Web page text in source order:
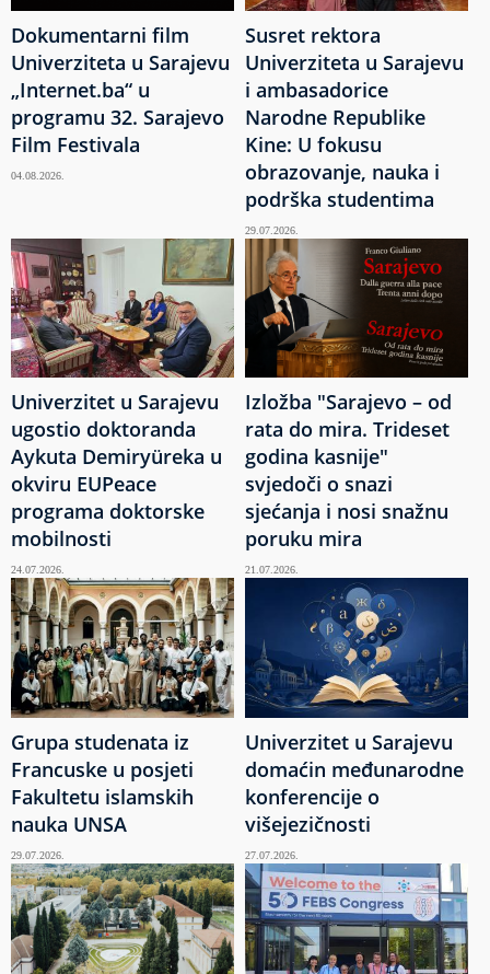
Dokumentarni film
Univerziteta u Sarajevu
„Internet.ba“ u
programu 32. Sarajevo
Film Festivala
04.08.2026.
Susret rektora
Univerziteta u Sarajevu
i ambasadorice
Narodne Republike
Kine: U fokusu
obrazovanje, nauka i
podrška studentima
29.07.2026.
Univerzitet u Sarajevu
ugostio doktoranda
Aykuta Demiryüreka u
okviru EUPeace
programa doktorske
mobilnosti
24.07.2026.
Izložba "Sarajevo – od
rata do mira. Trideset
godina kasnije"
svjedoči o snazi
sjećanja i nosi snažnu
poruku mira
21.07.2026.
Grupa studenata iz
Francuske u posjeti
Fakultetu islamskih
nauka UNSA
29.07.2026.
Univerzitet u Sarajevu
domaćin međunarodne
konferencije o
višejezičnosti
27.07.2026.